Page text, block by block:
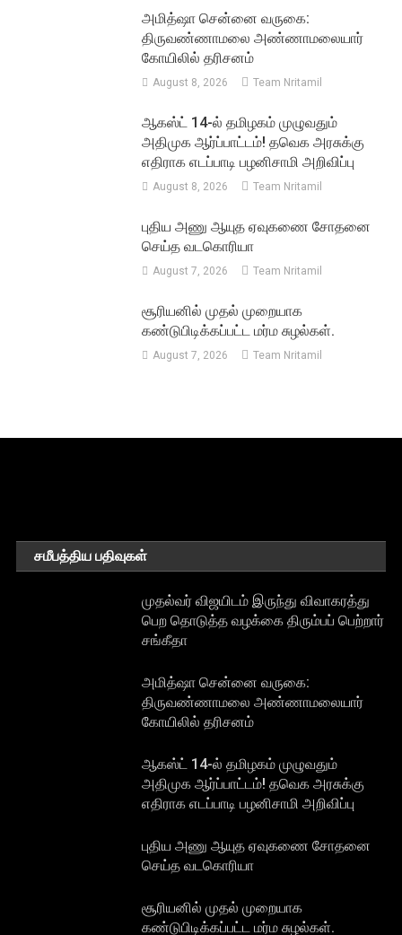
அமித்ஷா சென்னை வருகை:
திருவண்ணாமலை அண்ணாமலையார்
கோயிலில் தரிசனம்
August 8, 2026 Team Nritamil
ஆகஸ்ட் 14-ல் தமிழகம் முழுவதும்
அதிமுக ஆர்ப்பாட்டம்! தவெக அரசுக்கு
எதிராக எடப்பாடி பழனிசாமி அறிவிப்பு
August 8, 2026 Team Nritamil
புதிய அணு ஆயுத ஏவுகணை சோதனை
செய்த வடகொரியா
August 7, 2026 Team Nritamil
சூரியனில் முதல் முறையாக
கண்டுபிடிக்கப்பட்ட மர்ம சுழல்கள்.
August 7, 2026 Team Nritamil
சமீபத்திய பதிவுகள்
முதல்வர் விஜயிடம் இருந்து விவாகரத்து
பெற தொடுத்த வழக்கை திரும்பப் பெற்றார்
சங்கீதா
அமித்ஷா சென்னை வருகை:
திருவண்ணாமலை அண்ணாமலையார்
கோயிலில் தரிசனம்
ஆகஸ்ட் 14-ல் தமிழகம் முழுவதும்
அதிமுக ஆர்ப்பாட்டம்! தவெக அரசுக்கு
எதிராக எடப்பாடி பழனிசாமி அறிவிப்பு
புதிய அணு ஆயுத ஏவுகணை சோதனை
செய்த வடகொரியா
சூரியனில் முதல் முறையாக
கண்டுபிடிக்கப்பட்ட மர்ம சுழல்கள்.